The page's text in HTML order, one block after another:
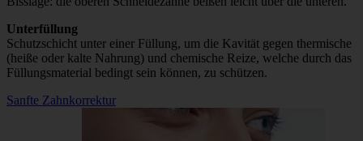
Unterfüllung
Schutzschicht unter einer Füllung, um die Kavität gegen thermische
(heiße oder kalte Nahrung) und chemische Reize, welche durch das
Füllungsmaterial bedingt sein können, zu schützen.
Sanfte Zahnkorrektur